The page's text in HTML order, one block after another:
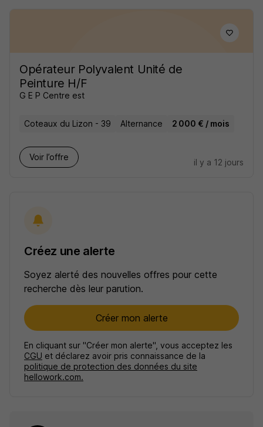
Opérateur Polyvalent Unité de
Peinture H/F
G E P Centre est
Coteaux du Lizon - 39 Alternance 2 000 € / mois
Voir l’offre
il y a 12 jours
Créez une alerte
Soyez alerté des nouvelles offres pour cette
recherche dès leur parution.
Créer mon alerte
En cliquant sur "Créer mon alerte", vous acceptez les
CGU et déclarez avoir pris connaissance de la
politique de protection des données du site
hellowork.com.